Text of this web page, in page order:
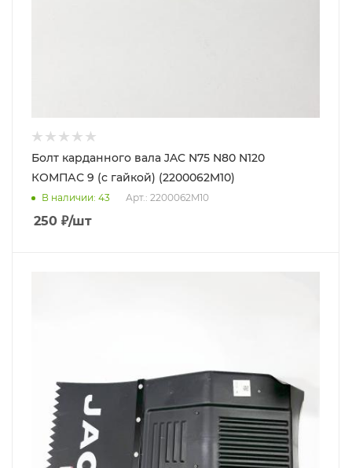
Болт карданного вала JAC N75 N80 N120
КОМПАС 9 (с гайкой) (2200062M10)
В наличии: 43 Арт.: 2200062M10
250 ₽/шт